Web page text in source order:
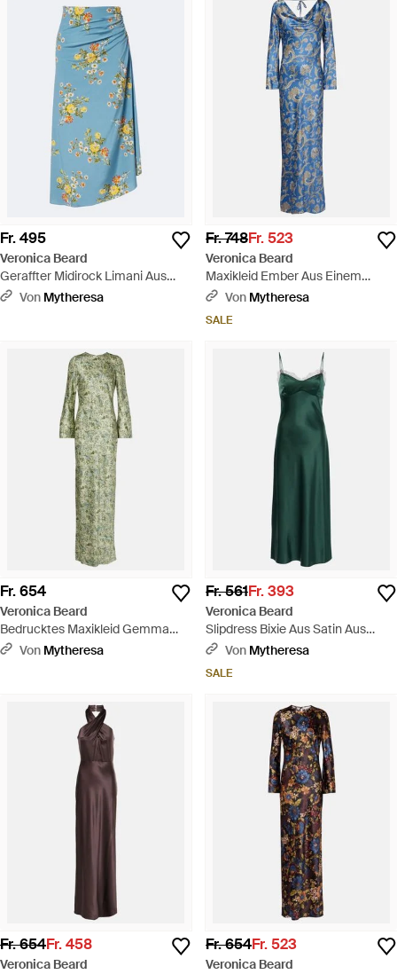
Fr. 495
Veronica Beard
Geraffter Midirock Limani Aus
Seidengemisch Mit
Von Mytheresa
Fr. 748Fr. 523
Veronica Beard
Maxikleid Ember Aus Einem
Seidengemisch - Blau
Von Mytheresa
SALE
Fr. 654
Veronica Beard
Bedrucktes Maxikleid Gemma
Aus Einem Seidengemisch - Grün
Von Mytheresa
Fr. 561Fr. 393
Veronica Beard
Slipdress Bixie Aus Satin Aus
Seidengemisch - Grün
Von Mytheresa
SALE
Fr. 654Fr. 458
Veronica Beard
Fr. 654Fr. 523
Veronica Beard